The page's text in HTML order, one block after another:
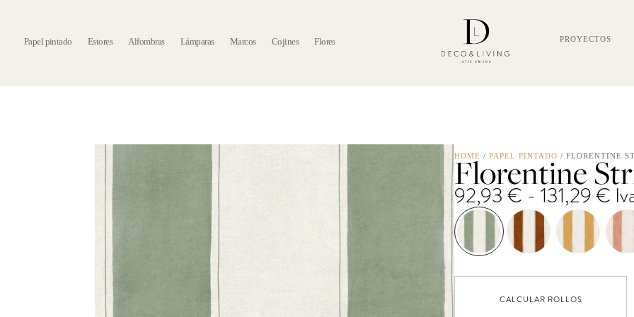
Papel pintado Estores Alfombras Lámparas Marcos Cojines Flores PROYECTOS
HOME /PAPEL PINTADO / FLORENTINE
Florentine
92,93€ - 131,29€
de
CALCULAR ROLLOS